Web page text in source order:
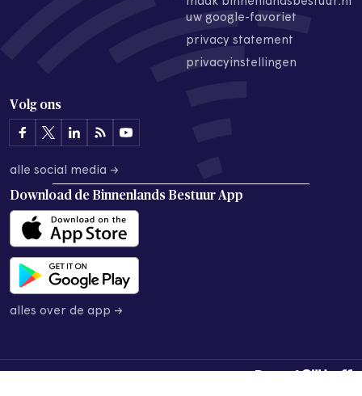
uw google-favoriet
privacy statement
privacyinstellingen
Volg ons
alle social media →
Download de Binnenlands Bestuur App
alles over de app →